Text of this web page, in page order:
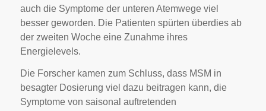
auch die Symptome der unteren Atemwege viel
besser geworden. Die Patienten spürten überdies ab
der zweiten Woche eine Zunahme ihres
Energielevels.
Die Forscher kamen zum Schluss, dass MSM in
besagter Dosierung viel dazu beitragen kann, die
Symptome von saisonal auftretenden